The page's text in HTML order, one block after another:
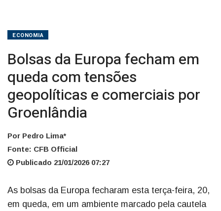
ECONOMIA
Bolsas da Europa fecham em
queda com tensões
geopolíticas e comerciais por
Groenlândia
Por Pedro Lima*
Fonte: CFB Official
Publicado 21/01/2026 07:27
As bolsas da Europa fecharam esta terça-feira, 20,
em queda, em um ambiente marcado pela cautela